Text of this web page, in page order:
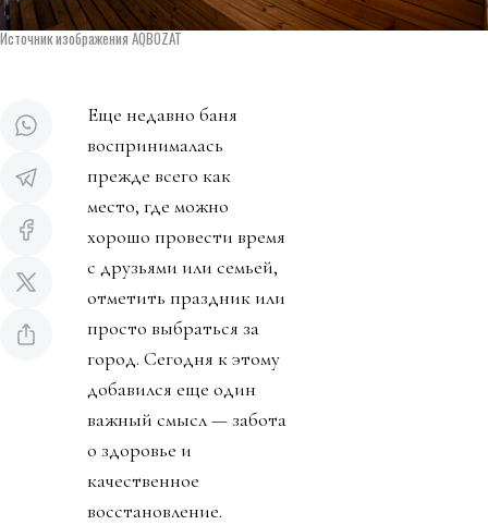
Источник изображения AQBOZAT
Еще недавно баня
воспринималась
прежде всего как
место, где можно
хорошо провести время
с друзьями или семьей,
отметить праздник или
просто выбраться за
город. Сегодня к этому
добавился еще один
важный смысл — забота
о здоровье и
качественное
восстановление.